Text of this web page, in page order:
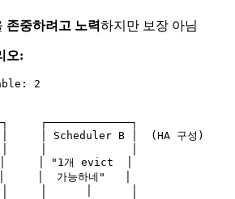
존중하려고 노력하지만 보장 아님
오:
2
┌─────────────┐
│     │ Scheduler B │  (HA 구성)
│ "1개 evict  │
│     │  가능하네"   │